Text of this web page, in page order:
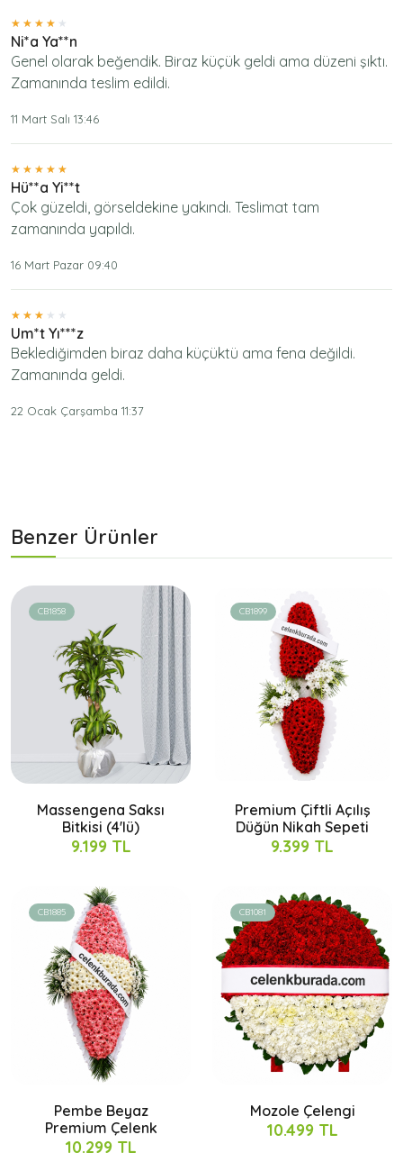
Ni*a Ya**n
Genel olarak beğendik. Biraz küçük geldi ama düzeni şıktı.
Zamanında teslim edildi.
11 Mart Salı 13:46
Hü**a Yi**t
Çok güzeldi, görseldekine yakındı. Teslimat tam
zamanında yapıldı.
16 Mart Pazar 09:40
Um*t Yı***z
Beklediğimden biraz daha küçüktü ama fena değildi.
Zamanında geldi.
22 Ocak Çarşamba 11:37
Benzer Ürünler
CB1858
Massengena Saksı
Bitkisi (4'lü)
9.199 TL
CB1899
Premium Çiftli Açılış
Düğün Nikah Sepeti
9.399 TL
CB1885
Pembe Beyaz
Premium Çelenk
10.299 TL
CB1081
Mozole Çelengi
10.499 TL